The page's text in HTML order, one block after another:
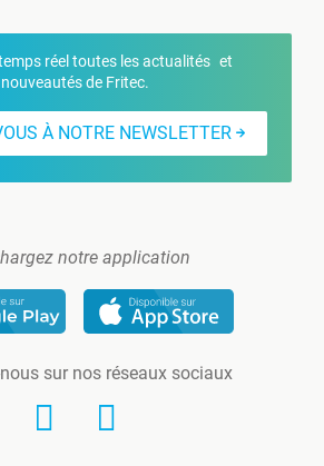
réel toutes les actualités et
nouveautés de Fritec.
À NOTRE NEWSLETTER
notre application
sur nos réseaux sociaux